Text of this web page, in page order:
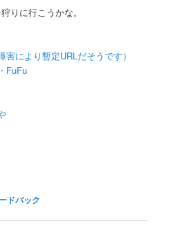
りに行こうかな。
により暫定URLだそうです）
FuFu
ドバック